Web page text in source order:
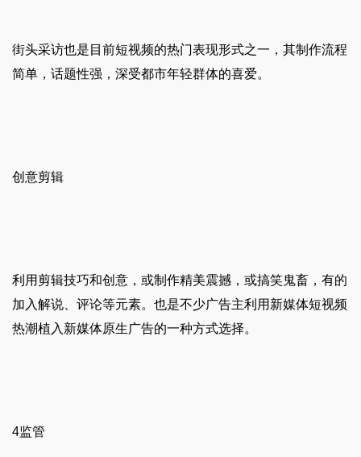
街头采访也是目前短视频的热门表现形式之一，其制作流程
简单，话题性强，深受都市年轻群体的喜爱。
创意剪辑
利用剪辑技巧和创意，或制作精美震撼，或搞笑鬼畜，有的
加入解说、评论等元素。也是不少广告主利用新媒体短视频
热潮植入新媒体原生广告的一种方式选择。
4监管